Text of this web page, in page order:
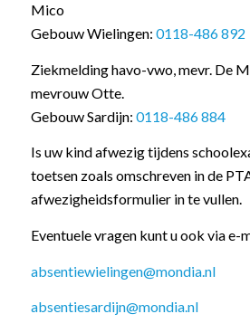
Mico
Gebouw Wielingen: 0118-486 892
Ziekmelding havo-vwo, mevr. De
mevrouw Otte.
Gebouw Sardijn: 0118-486 884
Is uw kind afwezig tijdens
toetsen zoals omschreven in de
afwezigheidsformulier in te vullen.
Eventuele vragen kunt u ook via e-
absentiewielingen@mondia.nl
absentiesardijn@mondia.nl